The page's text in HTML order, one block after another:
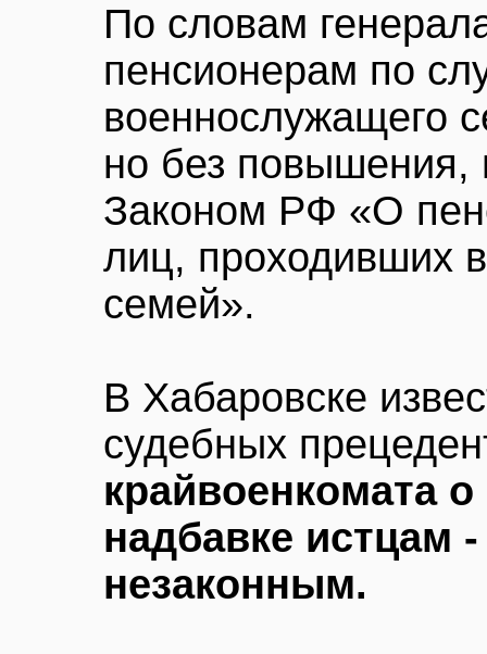
По словам
пенсионерам по
военнослужащего
но без повышения,
Законом РФ «О
лиц, проходивших
семей».
В Хабаровске
судебных
крайвоенкомата
надбавке истцам
незаконным.